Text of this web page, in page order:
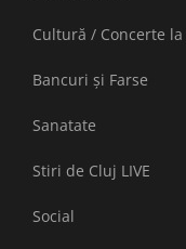
Cultură / Concerte la
Bancuri și Farse
Sanatate
Stiri de Cluj LIVE
Social